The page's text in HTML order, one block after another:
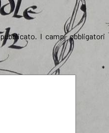
I campi obbligatori
*